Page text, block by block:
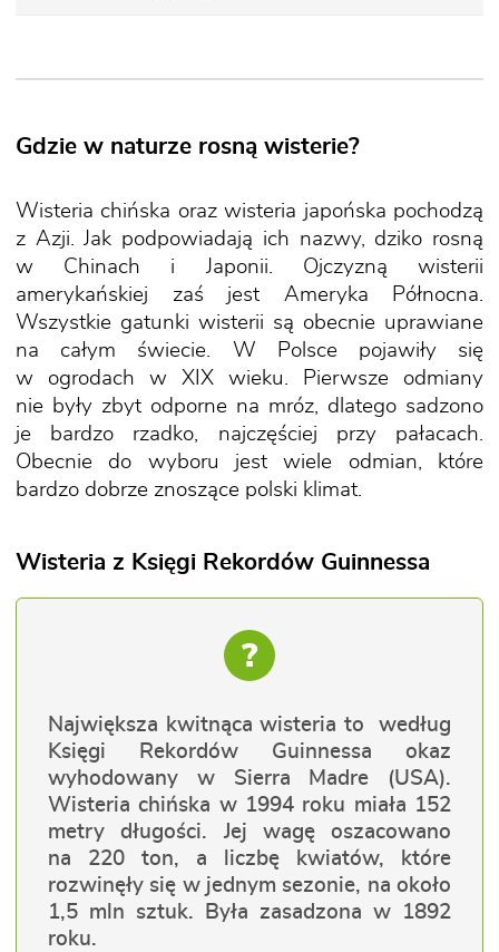
Gdzie w naturze rosną wisterie?
Wisteria chińska oraz wisteria japońska pochodzą
z Azji. Jak podpowiadają ich nazwy, dziko rosną
w Chinach i Japonii. Ojczyzną wisterii
amerykańskiej zaś jest Ameryka Północna.
Wszystkie gatunki wisterii są obecnie uprawiane
na całym świecie. W Polsce pojawiły się
w ogrodach w XIX wieku. Pierwsze odmiany
nie były zbyt odporne na mróz, dlatego sadzono
je bardzo rzadko, najczęściej przy pałacach.
Obecnie do wyboru jest wiele odmian, które
bardzo dobrze znoszące polski klimat.
Wisteria z Księgi Rekordów Guinnessa
?
Największa kwitnąca wisteria to według
Księgi Rekordów Guinnessa okaz
wyhodowany w Sierra Madre (USA).
Wisteria chińska w 1994 roku miała 152
metry długości. Jej wagę oszacowano
na 220 ton, a liczbę kwiatów, które
rozwinęły się w jednym sezonie, na około
1,5 mln sztuk. Była zasadzona w 1892
roku.